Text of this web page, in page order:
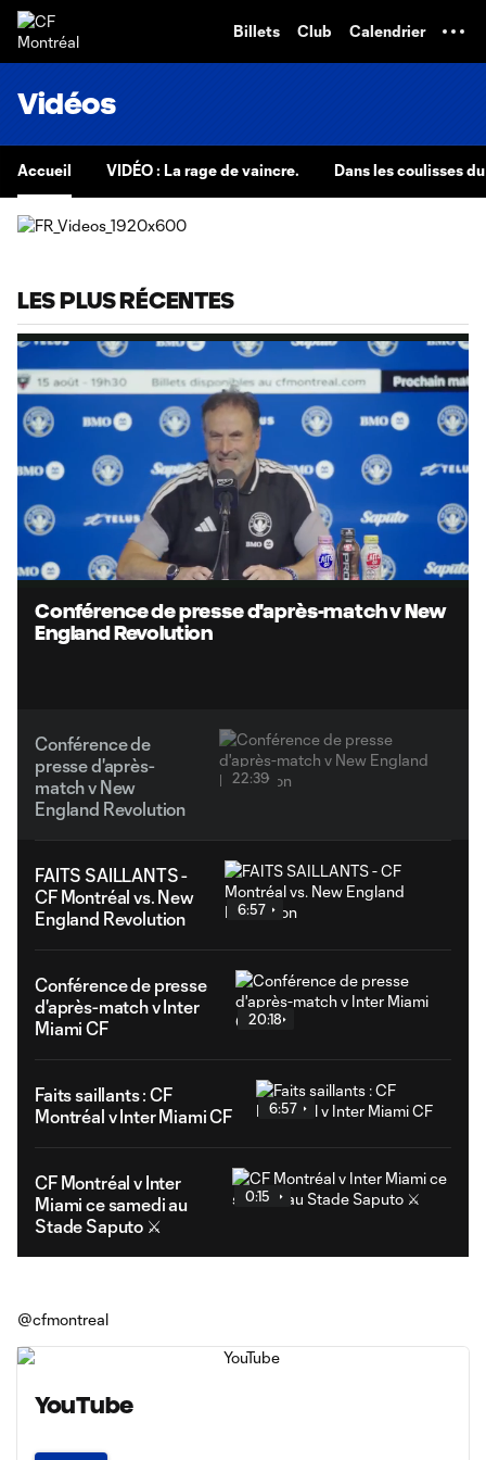
Billets Club Calendrier
Vidéos
Accueil VIDÉO : La rage de vaincre. Dans les coulisses
LES PLUS RÉCENTES
Loaded
3.67%
Unmute
Subtitles
Conférence de presse d'après-match v New
England Revolution
Conférence de
presse d'après-
match v New
England Revolution
22:39
FAITS SAILLANTS -
CF Montréal vs. New
England Revolution
6:57
Conférence de presse
d'après-match v Inter
Miami CF
20:18
Faits saillants : CF
Montréal v Inter Miami CF
6:57
CF Montréal v Inter
Miami ce samedi au
Stade Saputo ⚔️
0:15
@cfmontreal
YouTube